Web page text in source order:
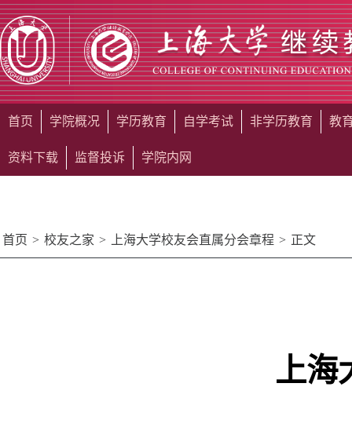
首页 学院概况 学历教育 自学考试 非学历教育 教
资料下载 监督投诉 学院内网
首页 > 校友之家 > 上海大学校友会直属分会章程 > 正文
上海